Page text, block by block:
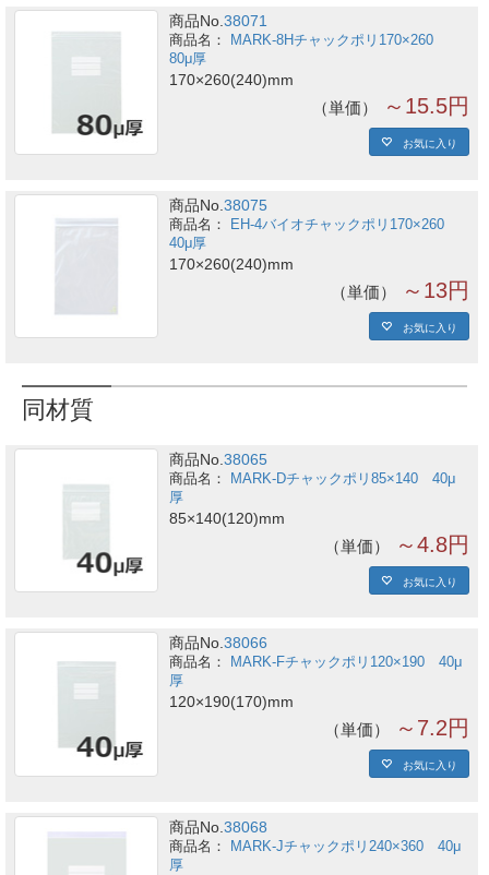
商品No.38071
MARK-8Hチャックポリ170×260
80μ厚
170×260(240)mm
単価 ～15.5円
お気に入り
商品No.38075
EH-4バイオチャックポリ170×260
40μ厚
170×260(240)mm
単価 ～13円
お気に入り
同材質
商品No.38065
MARK-Dチャックポリ85×140 40μ
厚
85×140(120)mm
単価 ～4.8円
お気に入り
商品No.38066
MARK-Fチャックポリ120×190 40μ
厚
120×190(170)mm
単価 ～7.2円
お気に入り
商品No.38068
MARK-Jチャックポリ240×360 40μ
厚